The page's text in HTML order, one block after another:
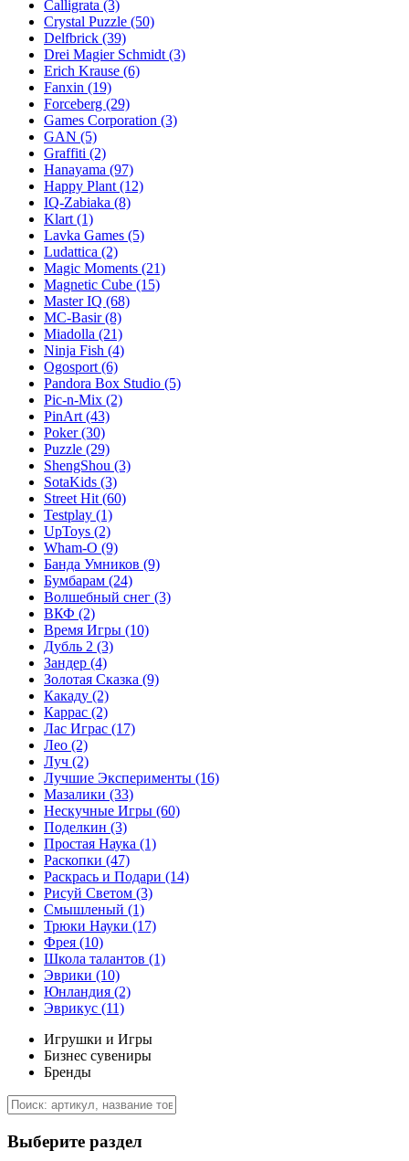
Calligrata (3)
Crystal Puzzle (50)
Delfbrick (39)
Drei Magier Schmidt (3)
Erich Krause (6)
Fanxin (19)
Forceberg (29)
Games Corporation (3)
GAN (5)
Graffiti (2)
Hanayama (97)
Happy Plant (12)
IQ-Zabiaka (8)
Klart (1)
Lavka Games (5)
Ludattica (2)
Magic Moments (21)
Magnetic Cube (15)
Master IQ (68)
MC-Basir(8)
Miadolla (21)
Ninja Fish (4)
Ogosport (6)
Pandora Box Studio (5)
Pic-n-Mix (2)
PinArt (43)
Poker(30)
Puzzle (29)
ShengShou (3)
SotaKids (3)
Street Hit (60)
Testplay (1)
UpToys (2)
Wham-O (9)
Банда Умников (9)
Бумбарам (24)
Волшебный снег (3)
ВКФ (2)
Время Игры (10)
Дубль 2 (3)
Зандер (4)
Золотая Сказка (9)
Какаду (2)
Каррас (2)
Лас Играс (17)
Лео (2)
Луч (2)
Лучшие Эксперименты (16)
Мазалики (33)
Нескучные Игры (60)
Поделкин (3)
Простая Наука (1)
Раскопки (47)
Раскрась и Подари (14)
Рисуй Светом (3)
Смышленый (1)
Трюки Науки (17)
Фрея (10)
Школа талантов (1)
Эврики (10)
Юнландия (2)
Эврикус (11)
Игрушки и Игры
Бизнес сувениры
Бренды
Выберите раздел